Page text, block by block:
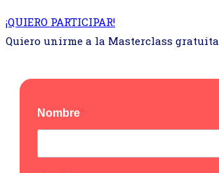
¡QUIERO PARTICIPAR!
Quiero unirme a la Masterclass gratuita